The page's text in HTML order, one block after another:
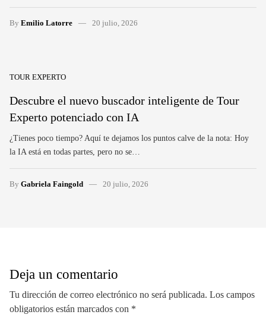
By Emilio Latorre 20 julio, 2026
TOUR EXPERTO
Descubre el nuevo buscador inteligente de Tour
Experto potenciado con IA
¿Tienes poco tiempo? Aquí te dejamos los puntos calve de la nota: Hoy
la IA está en todas partes, pero no se…
By Gabriela Faingold 20 julio, 2026
Deja un comentario
Tu dirección de correo electrónico no será publicada. Los campos
obligatorios están marcados con *